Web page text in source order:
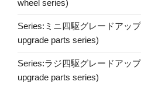
wheel series)
Series:ミニ四駆グレードアッ
upgrade parts series)
Series:ラジ四駆グレードアッ
upgrade parts series)